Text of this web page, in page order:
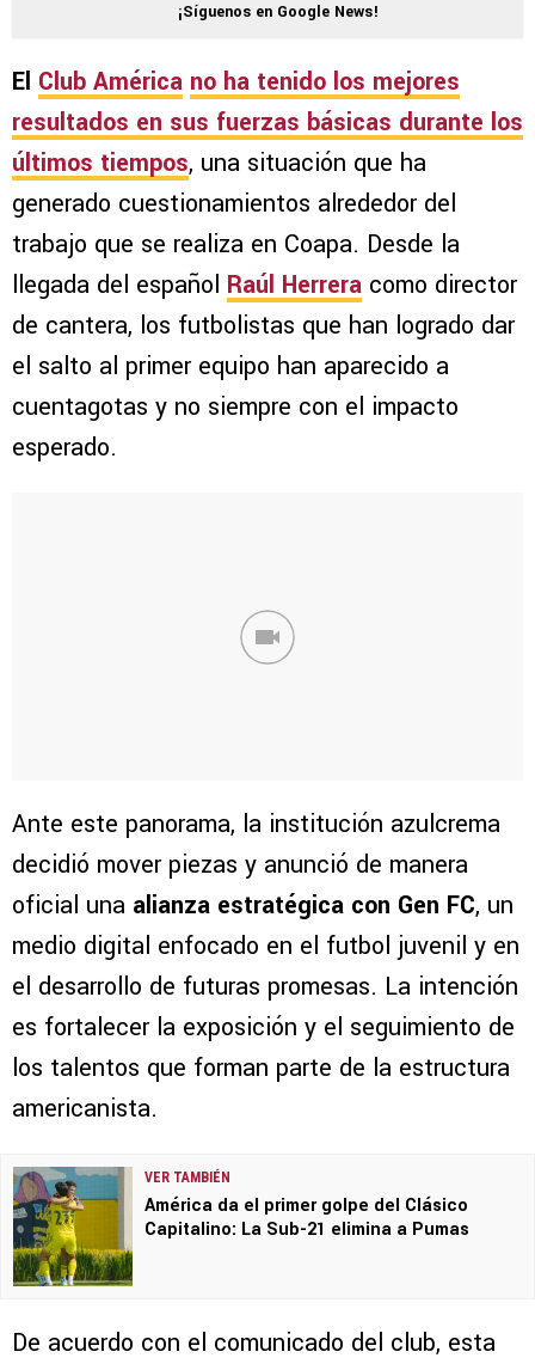
¡Síguenos en Google News!
El Club América no ha tenido los mejores
resultados en sus fuerzas básicas durante los
últimos tiempos, una situación que ha
generado cuestionamientos alrededor del
trabajo que se realiza en Coapa. Desde la
llegada del español Raúl Herrera como director
de cantera, los futbolistas que han logrado dar
el salto al primer equipo han aparecido a
cuentagotas y no siempre con el impacto
esperado.
Ante este panorama, la institución azulcrema
decidió mover piezas y anunció de manera
oficial una alianza estratégica con Gen FC, un
medio digital enfocado en el futbol juvenil y en
el desarrollo de futuras promesas. La intención
es fortalecer la exposición y el seguimiento de
los talentos que forman parte de la estructura
americanista.
VER TAMBIÉN
América da el primer golpe del Clásico
Capitalino: La Sub-21 elimina a Pumas
De acuerdo con el comunicado del club, esta